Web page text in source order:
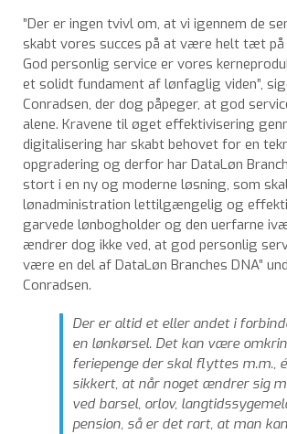
”Der er ingen tvivl om, at vi igennem de
skabt vores succes på at være helt tæt på
God personlig service er vores
et solidt fundament af lønfaglig viden”,
Conradsen, der dog påpeger, at god
alene. Kravene til øget effektivisering
digitalisering har skabt behovet for en
opgradering og derfor har DataLøn
stort i en ny og moderne løsning, som
lønadministration lettilgængelig og
garvede lønbogholder og den uerfarne
ændrer dog ikke ved, at god personlig
være en del af DataLøn Branches DNA”
Conradsen.
Der er altid et eller andet i
en lønkørsel. Det kan være
feriepenge der skal flyttes m.m.,
sikkert, at når noget ændrer sig
ved barsel, orlov,
pension, så er det rart, at man